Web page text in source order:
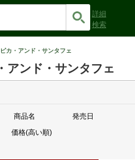
詳細
検索
カ・アンド・サンタフェ
アンド・サンタフェ
商品名
発売日
価格(高い順)